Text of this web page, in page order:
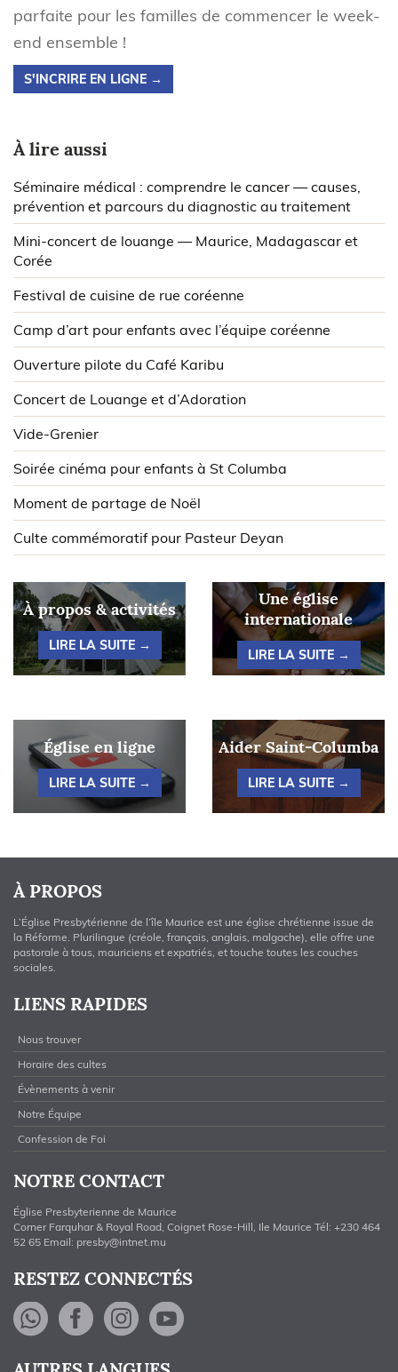
parfaite pour les familles de commencer le week-
end ensemble !
S'INCRIRE EN LIGNE →
À lire aussi
Séminaire médical : comprendre le cancer — causes,
prévention et parcours du diagnostic au traitement
Mini-concert de louange — Maurice, Madagascar et
Corée
Festival de cuisine de rue coréenne
Camp d’art pour enfants avec l’équipe coréenne
Ouverture pilote du Café Karibu
Concert de Louange et d’Adoration
Vide-Grenier
Soirée cinéma pour enfants à St Columba
Moment de partage de Noël
Culte commémoratif pour Pasteur Deyan
À propos & activités
LIRE LA SUITE →
Une église
internationale
LIRE LA SUITE →
Église en ligne
LIRE LA SUITE →
Aider Saint-Columba
LIRE LA SUITE →
À PROPOS
L’Église Presbytérienne de l’île Maurice est une église chrétienne issue de
la Réforme. Plurilingue (créole, français, anglais, malgache), elle offre une
pastorale à tous, mauriciens et expatriés, et touche toutes les couches
sociales.
LIENS RAPIDES
Nous trouver
Horaire des cultes
Évènements à venir
Notre Équipe
Confession de Foi
NOTRE CONTACT
Église Presbyterienne de Maurice
Corner Farquhar & Royal Road, Coignet Rose-Hill, Ile Maurice Tél: +230 464
52 65 Email: presby@intnet.mu
RESTEZ CONNECTÉS
WhatsApp
Facebook
Instagram